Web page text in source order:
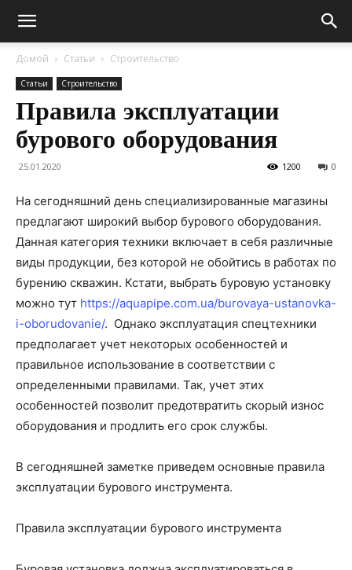
Домой Статьи Строительство
Статьи Строительство
Правила эксплуатации
бурового оборудования
25.01.2020 0
1200
На сегодняшний день специализированные магазины
предлагают широкий выбор бурового оборудования.
Данная категория техники включает в себя различные
виды продукции, без которой не обойтись в работах по
бурению скважин. Кстати, выбрать буровую установку
можно тут https://aquapipe.com.ua/burovaya-ustanovka-
i-oborudovanie/. Однако эксплуатация спецтехники
предполагает учет некоторых особенностей и
правильное использование в соответствии с
определенными правилами. Так, учет этих
особенностей позволит предотвратить скорый износ
оборудования и продлить его срок службы.
В сегодняшней заметке приведем основные правила
эксплуатации бурового инструмента.
Правила эксплуатации бурового инструмента